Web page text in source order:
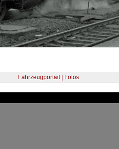
Fahrzeugportait | Fotos